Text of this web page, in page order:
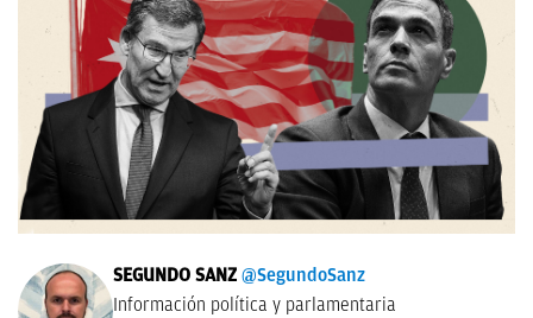
SEGUNDO SANZ @SegundoSanz
Información política y parlamentaria